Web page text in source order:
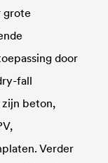
grote
door
fall
beton,
Verder